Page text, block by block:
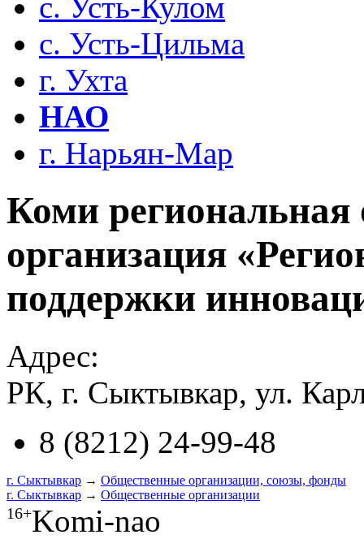
с. Усть-Цильма
г. Ухта
НАО
г. Нарьян-Мар
Коми региональная
организация
поддержки
Адрес:
РК, г. Сыктывкар, ул.
8 (8212) 24-99-48
г. Сыктывкар → Общественные организации, союзы, фонды
г. Сыктывкар → Общественные организации
16+Komi-nao